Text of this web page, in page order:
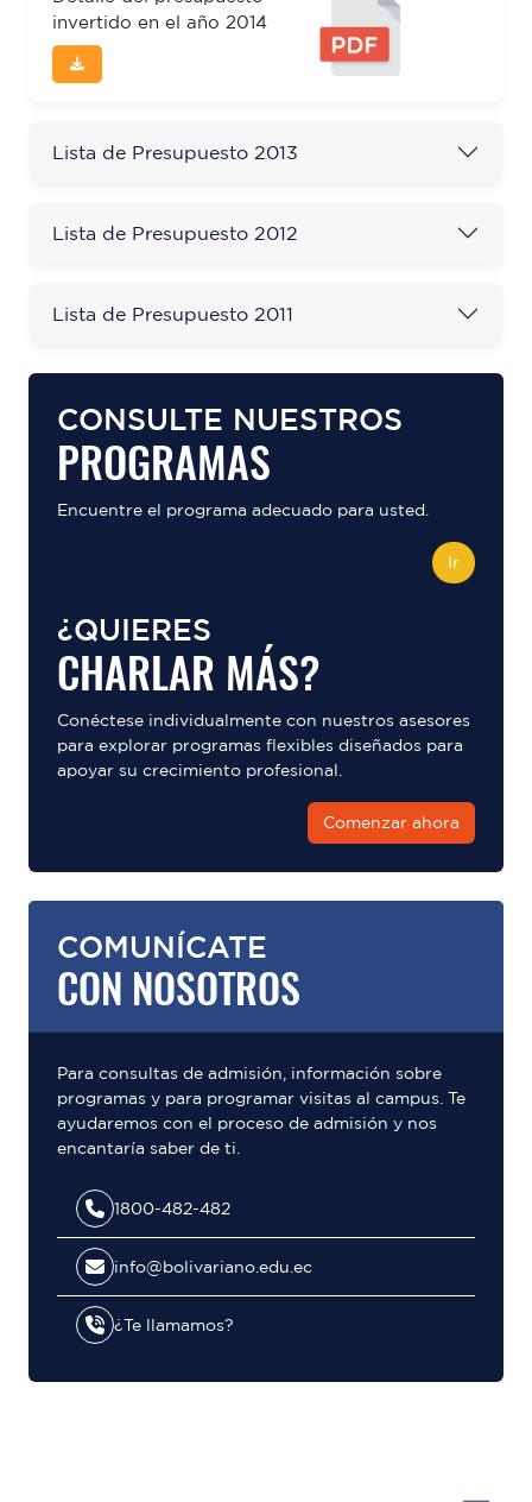
CONSULTE NUESTROS
PROGRAMAS
Encuentre el programa adecuado para usted.
Ir
¿QUIERES
CHARLAR MÁS?
Conéctese individualmente con nuestros asesores
para explorar programas flexibles diseñados para
apoyar su crecimiento profesional.
Comenzar ahora
COMUNÍCATE
CON NOSOTROS
Para consultas de admisión, información sobre
programas y para programar visitas al campus. Te
ayudaremos con el proceso de admisión y nos
encantaría saber de ti.
1800-482-482
info@bolivariano.edu.ec
¿Te llamamos?
invertido en el año 2014
Lista de Presupuesto 2013
Lista de Presupuesto 2012
Lista de Presupuesto 2011